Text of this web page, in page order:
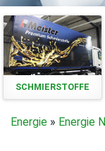
SCHMIERSTOFFE
Energie » Energie